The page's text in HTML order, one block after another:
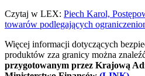
Czytaj w LEX: Piech Karol,
towarów podlegających
Więcej informacji dotyczących
produktów zza granicy można
przygotowanym przez Krajową